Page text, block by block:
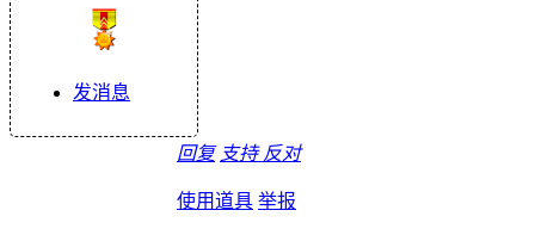
发消息
回复 支持 反对
使用道具 举报